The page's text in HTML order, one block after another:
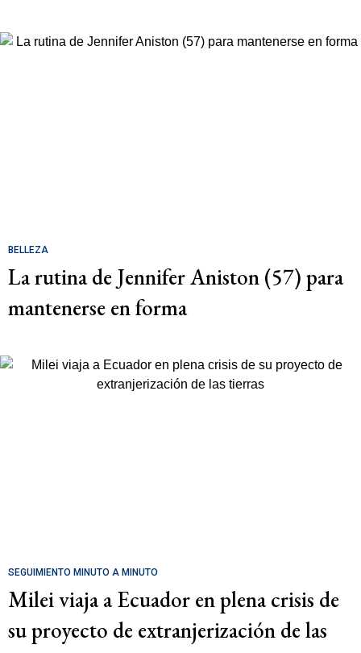
BELLEZA
La rutina de Jennifer Aniston (57) para
mantenerse en forma
SEGUIMIENTO MINUTO A MINUTO
Milei viaja a Ecuador en plena crisis de
su proyecto de extranjerización de las